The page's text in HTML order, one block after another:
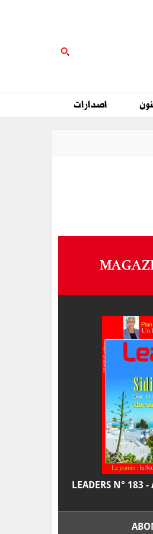
اصدارات
LEADERS N° 183